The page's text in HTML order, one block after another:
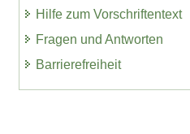
Hilfe zum Vorschriftentext
Fragen und Antworten
Barrierefreiheit